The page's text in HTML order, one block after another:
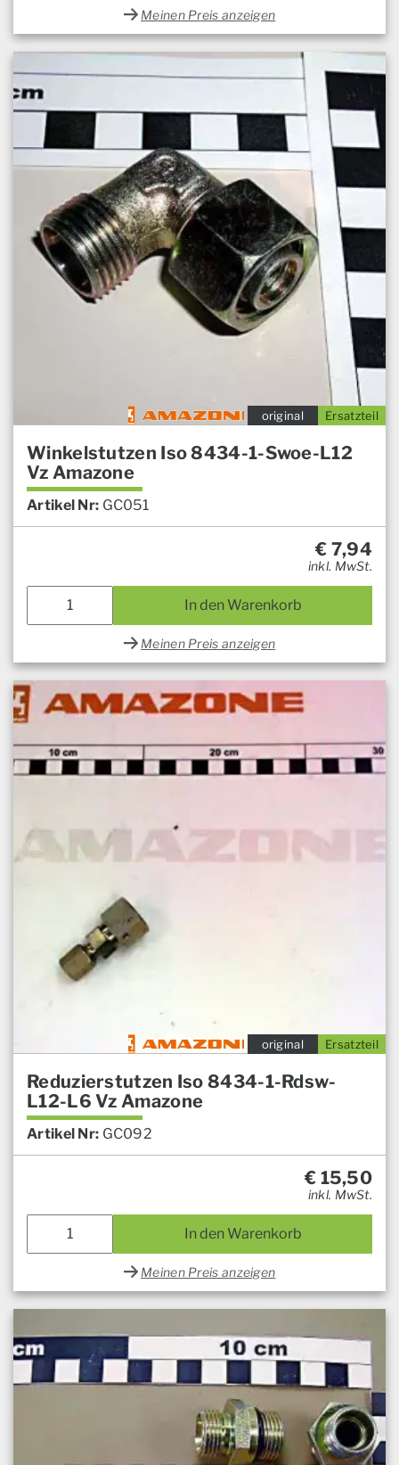
Meinen Preis anzeigen
Ersatzteil
original
Winkelstutzen Iso 8434-1-Swoe-L12
Vz Amazone
Artikel Nr: GC051
€ 7,94
inkl. MwSt.
In den Warenkorb
Meinen Preis anzeigen
Ersatzteil
original
Reduzierstutzen Iso 8434-1-Rdsw-
L12-L6 Vz Amazone
Artikel Nr: GC092
€ 15,50
inkl. MwSt.
In den Warenkorb
Meinen Preis anzeigen